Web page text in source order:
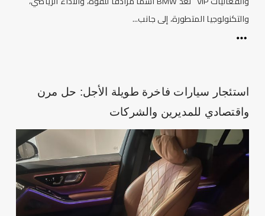
والتكنولوجيا المتطورة، إلى جانب...
استئجار سيارات فاخرة طويلة الأجل: حل مرن
واقتصادي للمديرين والشركات